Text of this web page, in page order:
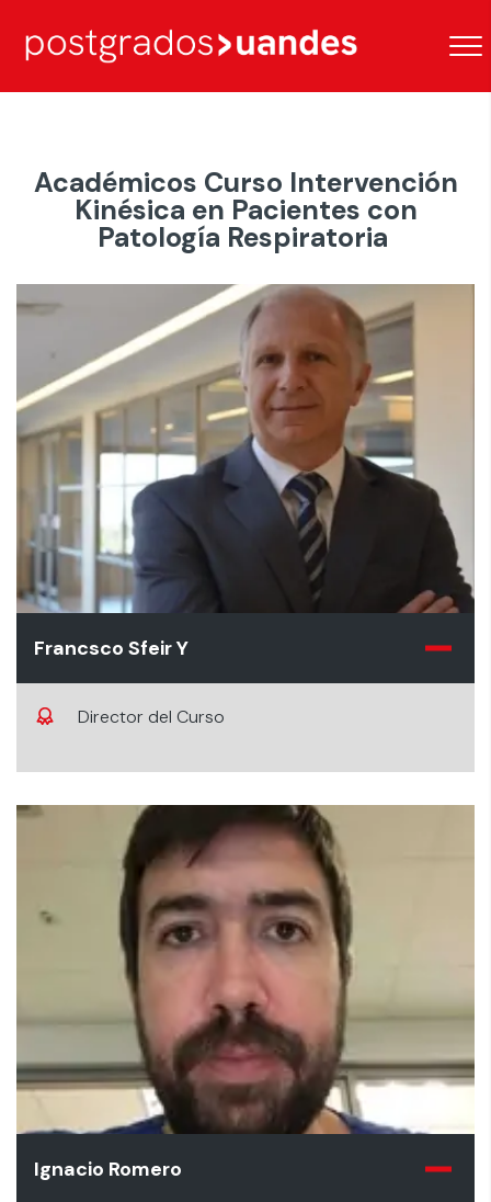
Académicos Curso Intervención
Kinésica en Pacientes con
Patología Respiratoria
Francsco Sfeir Y
Director del Curso
Ignacio Romero